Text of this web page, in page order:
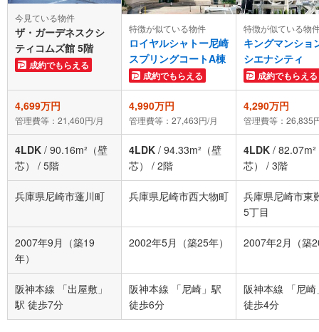
今見ている物件
ザ・ガーデネスクシ
ティコムズ館 5階
成約でもらえる
特徴が似ている物件
ロイヤルシャトー尼崎
スプリングコートA棟
成約でもらえる
特徴が似ている物
キングマンショ
シエナシティ
成約でもらえる
4,699万円
管理費等：21,460円/月
4,990万円
管理費等：27,463円/月
4,290万円
管理費等：26,835
4LDK / 90.16m²（壁
芯）
/ 5階
4LDK / 94.33m²（壁
芯）
/ 2階
4LDK /
芯）
/ 3階
兵庫県尼崎市蓬川町 兵庫県尼崎市西大物町
兵庫県尼崎市東
5丁目
2007年9月（築19
年）
2002年5月（築25年） 2007年2月（築
阪神本線 「出屋敷」
駅 徒歩7分
阪神本線 「尼崎」駅
徒歩6分
阪神本線 「尼崎
徒歩4分